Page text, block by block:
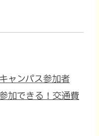
ャンパス参加者
加できる！交通費